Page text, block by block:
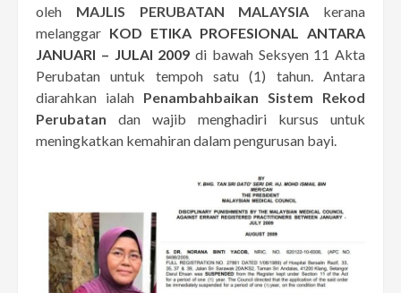
oleh MAJLIS PERUBATAN MALAYSIA kerana
melanggar KOD ETIKA PROFESIONAL ANTARA
JANUARI – JULAI 2009 di bawah Seksyen 11 Akta
Perubatan untuk tempoh satu (1) tahun. Antara
diarahkan ialah Penambahbaikan Sistem Rekod
Perubatan dan wajib menghadiri kursus untuk
meningkatkan kemahiran dalam pengurusan bayi.